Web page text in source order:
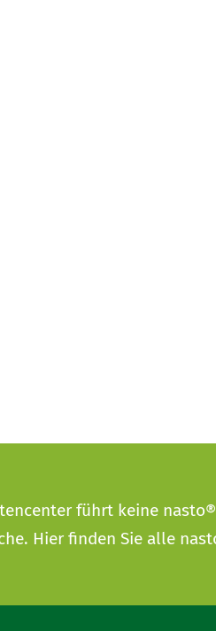
führt keine
. Hier finden Sie alle